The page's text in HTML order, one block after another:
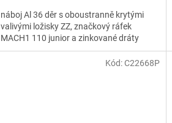
náboj Al 36 děr s oboustranně krytými
valivými ložisky ZZ, značkový ráfek
MACH1 110 junior a zinkované dráty
Kód:C22668P